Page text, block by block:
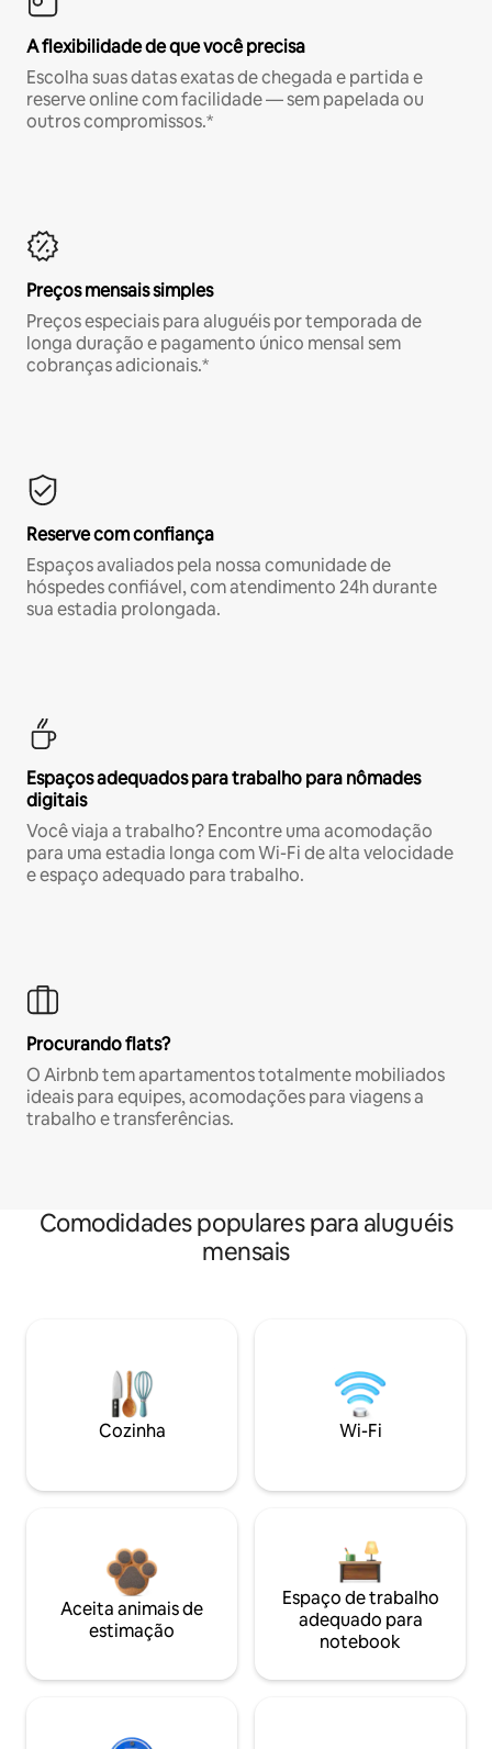
A flexibilidade de que você precisa
Escolha suas datas exatas de chegada e partida e
reserve online com facilidade — sem papelada ou
outros compromissos.*
Preços mensais simples
Preços especiais para aluguéis por temporada de
longa duração e pagamento único mensal sem
cobranças adicionais.*
Reserve com confiança
Espaços avaliados pela nossa comunidade de
hóspedes confiável, com atendimento 24h durante
sua estadia prolongada.
Espaços adequados para trabalho para nômades
digitais
Você viaja a trabalho? Encontre uma acomodação
para uma estadia longa com Wi-Fi de alta velocidade
e espaço adequado para trabalho.
Procurando flats?
O Airbnb tem apartamentos totalmente mobiliados
ideais para equipes, acomodações para viagens a
trabalho e transferências.
Comodidades populares para aluguéis
mensais
Cozinha Wi-Fi
Aceita animais de
estimação
Espaço de trabalho
adequado para
notebook